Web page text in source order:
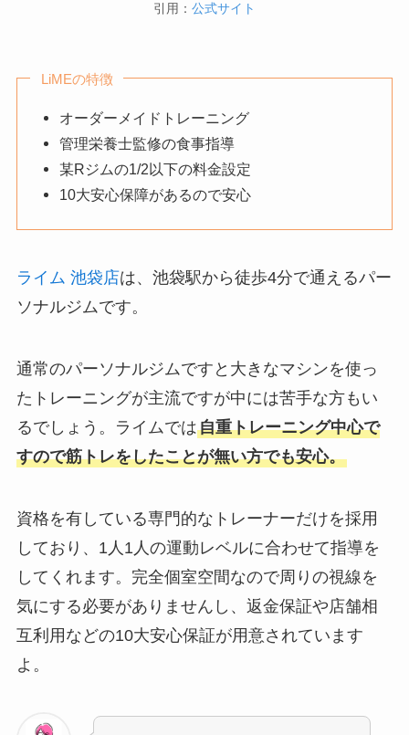
引用： 公式サイト
LiMEの特徴
オーダーメイドトレーニング
管理栄養士監修の食事指導
某Rジムの1/2以下の料金設定
10大安心保障があるので安心
ライム 池袋店は、池袋駅から徒歩4分で通えるパー
ソナルジムです。
通常のパーソナルジムですと大きなマシンを使っ
たトレーニングが主流ですが中には苦手な方もい
るでしょう。ライムでは自重トレーニング中心で
すので筋トレをしたことが無い方でも安心。
資格を有している専門的なトレーナーだけを採用
しており、1人1人の運動レベルに合わせて指導を
してくれます。完全個室空間なので周りの視線を
気にする必要がありませんし、返金保証や店舗相
互利用などの10大安心保証が用意されています
よ。